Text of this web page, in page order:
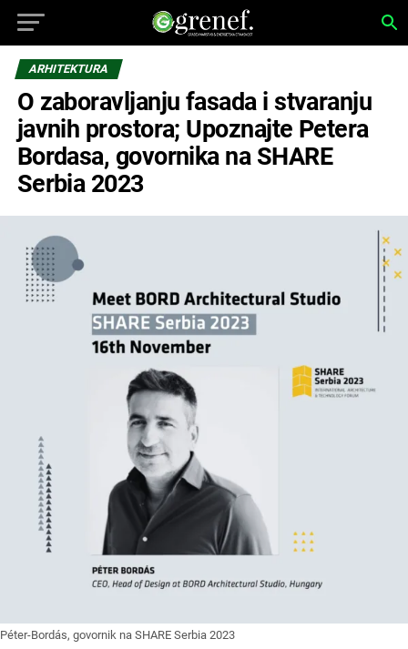
ARHITEKTURA
O zaboravljanju fasada i stvaranju
javnih prostora; Upoznajte Petera
Bordasa, govornika na SHARE
Serbia 2023
Péter-Bordás, govornik na SHARE Serbia 2023